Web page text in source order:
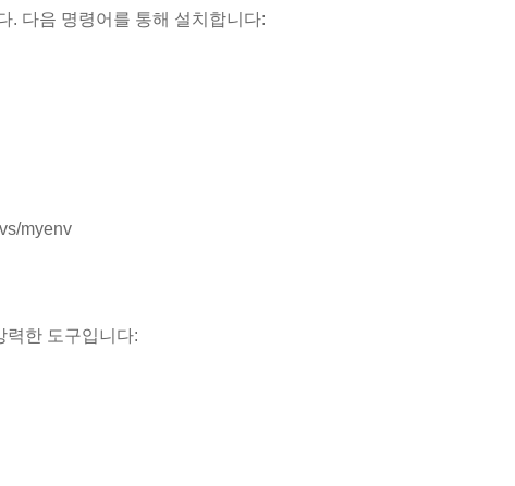
. 다음 명령어를 통해 설치합니다:
myenv
력한 도구입니다: